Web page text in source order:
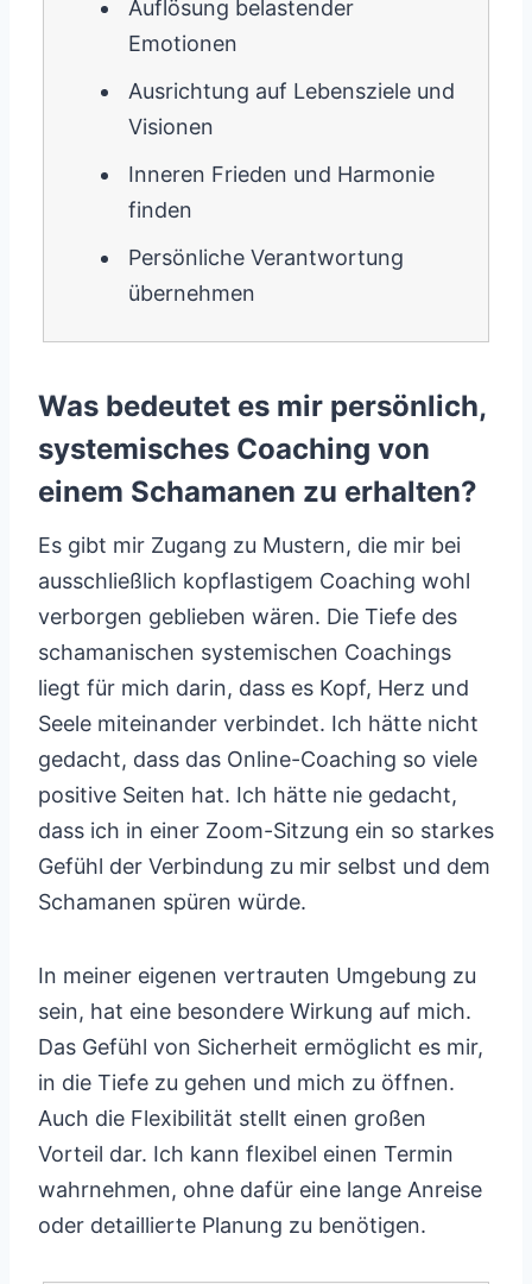
Auflösung belastender
Emotionen
Ausrichtung auf Lebensziele und
Visionen
Inneren Frieden und Harmonie
finden
Persönliche Verantwortung
übernehmen
Was bedeutet es mir persönlich,
systemisches Coaching von
einem Schamanen zu erhalten?
Es gibt mir Zugang zu Mustern, die mir bei
ausschließlich kopflastigem Coaching wohl
verborgen geblieben wären. Die Tiefe des
schamanischen systemischen Coachings
liegt für mich darin, dass es Kopf, Herz und
Seele miteinander verbindet. Ich hätte nicht
gedacht, dass das Online-Coaching so viele
positive Seiten hat. Ich hätte nie gedacht,
dass ich in einer Zoom-Sitzung ein so starkes
Gefühl der Verbindung zu mir selbst und dem
Schamanen spüren würde.
In meiner eigenen vertrauten Umgebung zu
sein, hat eine besondere Wirkung auf mich.
Das Gefühl von Sicherheit ermöglicht es mir,
in die Tiefe zu gehen und mich zu öffnen.
Auch die Flexibilität stellt einen großen
Vorteil dar. Ich kann flexibel einen Termin
wahrnehmen, ohne dafür eine lange Anreise
oder detaillierte Planung zu benötigen.